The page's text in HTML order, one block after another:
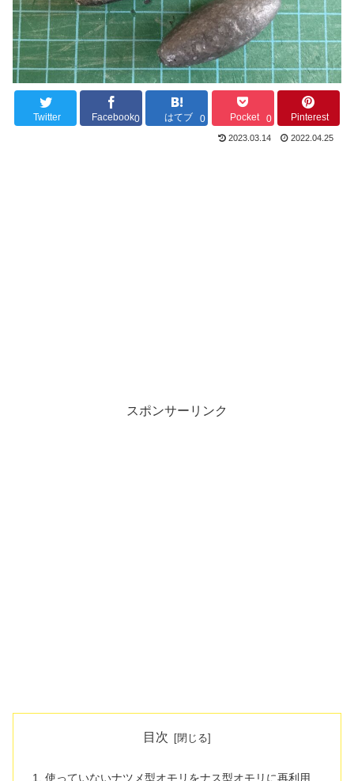
Twitter Facebook0 はてブ 0 Pocket 0 Pinterest
2023.03.14 2022.04.25
スポンサーリンク
目次
使っていないナツメ型オモリをナス型オモリに再利用